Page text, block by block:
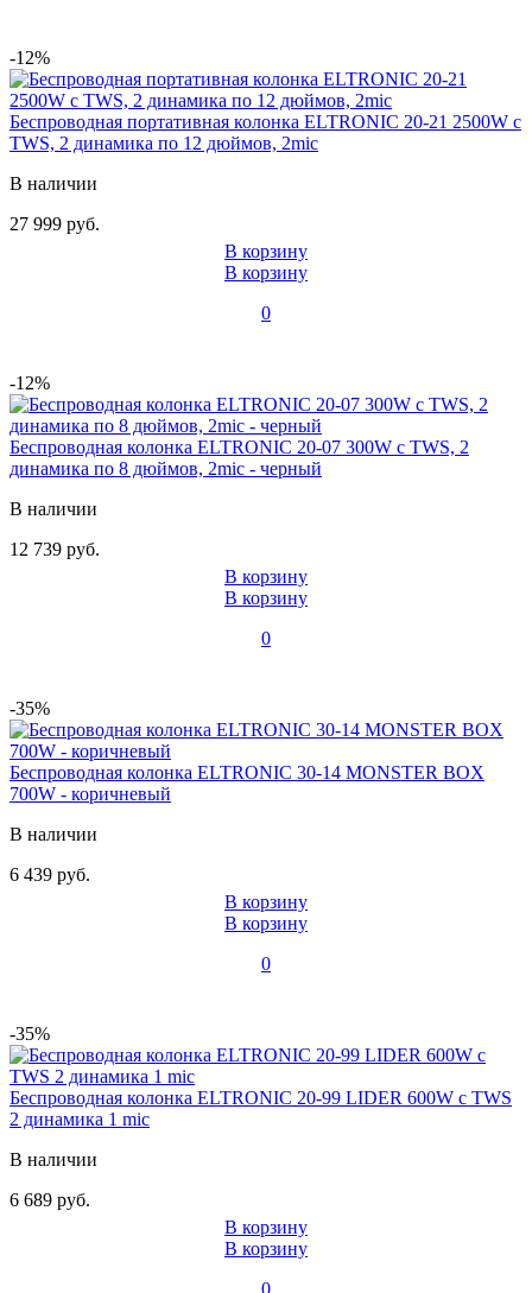
-12%
Беспроводная портативная колонка ELTRONIC 20-21 2500W с
TWS, 2 динамика по 12 дюймов, 2mic
В наличии
27 999 руб.
В корзину
В корзину
0
-12%
Беспроводная колонка ELTRONIC 20-07 300W с TWS, 2
динамика по 8 дюймов, 2mic - черный
В наличии
12 739 руб.
В корзину
В корзину
0
-35%
Беспроводная колонка ELTRONIC 30-14 MONSTER BOX
700W - коричневый
В наличии
6 439 руб.
В корзину
В корзину
0
-35%
Беспроводная колонка ELTRONIC 20-99 LIDER 600W с TWS
2 динамика 1 mic
В наличии
6 689 руб.
В корзину
В корзину